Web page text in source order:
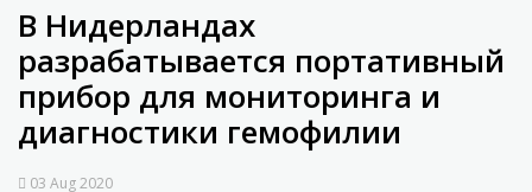
В Нидерландах
разрабатывается портативный
прибор для мониторинга и
диагностики гемофилии
03 Aug 2020